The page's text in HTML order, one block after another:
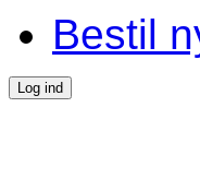
Bestil